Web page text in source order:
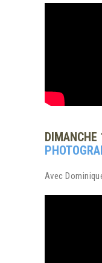
DIMANCHE
Avec